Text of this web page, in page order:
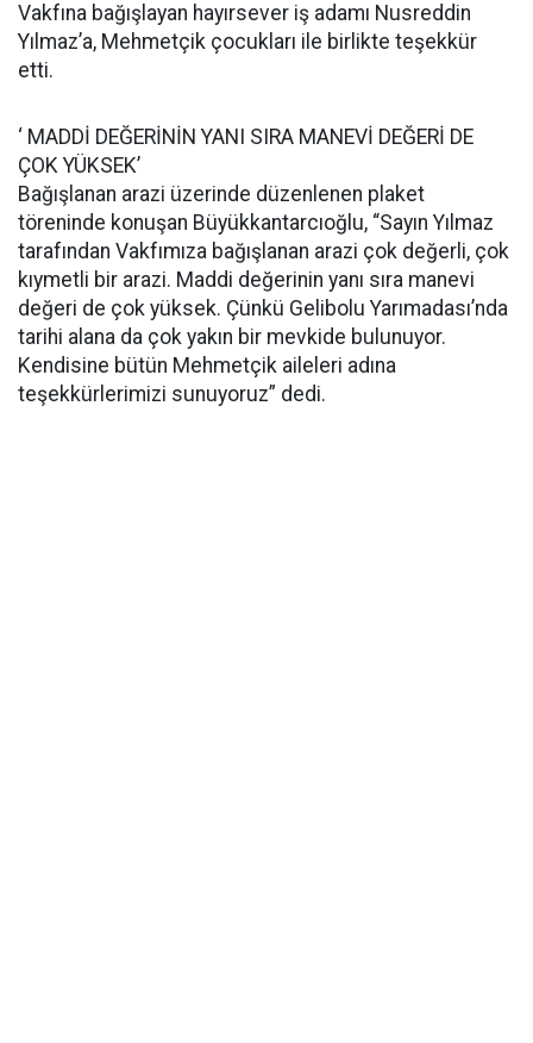
Vakfına bağışlayan hayırsever iş adamı Nusreddin
Yılmaz’a, Mehmetçik çocukları ile birlikte teşekkür
etti.
‘ MADDİ DEĞERİNİN YANI SIRA MANEVİ DEĞERİ DE
ÇOK YÜKSEK’
Bağışlanan arazi üzerinde düzenlenen plaket
töreninde konuşan Büyükkantarcıoğlu, “Sayın Yılmaz
tarafından Vakfımıza bağışlanan arazi çok değerli, çok
kıymetli bir arazi. Maddi değerinin yanı sıra manevi
değeri de çok yüksek. Çünkü Gelibolu Yarımadası’nda
tarihi alana da çok yakın bir mevkide bulunuyor.
Kendisine bütün Mehmetçik aileleri adına
teşekkürlerimizi sunuyoruz” dedi.